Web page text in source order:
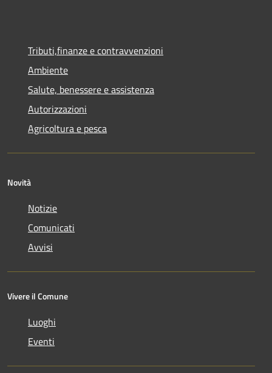
Tributi,finanze e contravvenzioni
Ambiente
Salute, benessere e assistenza
Autorizzazioni
Agricoltura e pesca
Novità
Notizie
Comunicati
Avvisi
Vivere il Comune
Luoghi
Eventi